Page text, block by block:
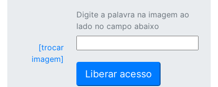
[trocar
imagem]
Digite a palavra na imagem ao
lado no campo abaixo